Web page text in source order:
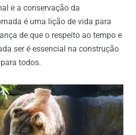
e a conservação da
é uma lição de vida para
de que o respeito ao tempo e
ser é essencial na construção
todos.